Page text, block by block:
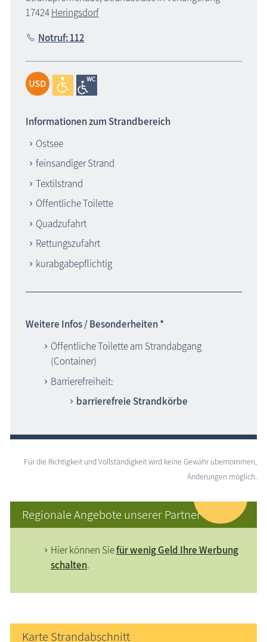
17424Heringsdorf
Notruf: 112
Informationen zum Strandbereich
Ostsee
feinsandiger Strand
Textilstrand
Öffentliche Toilette
Quadzufahrt
Rettungszufahrt
kurabgabepflichtig
Weitere Infos / Besonderheiten *
Öffentliche Toilette am Strandabgang
(Container)
Barrierefreiheit:
barrierefreie Strandkörbe
Für die Richtigkeit und Vollständigkeit wird keine Gewähr übernommen,
Änderungen möglich.
Regionale Angebote unserer Partner
Hier können Siefür wenig Geld Ihre Werbung
schalten.
Karte Strandabschnitt